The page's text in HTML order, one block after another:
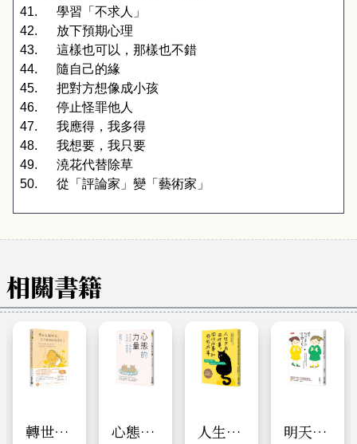
41.
學習「不求人」
42.
放下預期心理
43.
這樣也可以，那樣也不錯
44.
隨自己的緣
45.
把對方想像成小孩
46.
停止怪罪他人
47.
我應得，我多得
48.
我想要，我只要
49.
澆花代替除草
50.
從「評論家」變「藝術家」
相關書籍
轉世為
心態的
人生只
明天，